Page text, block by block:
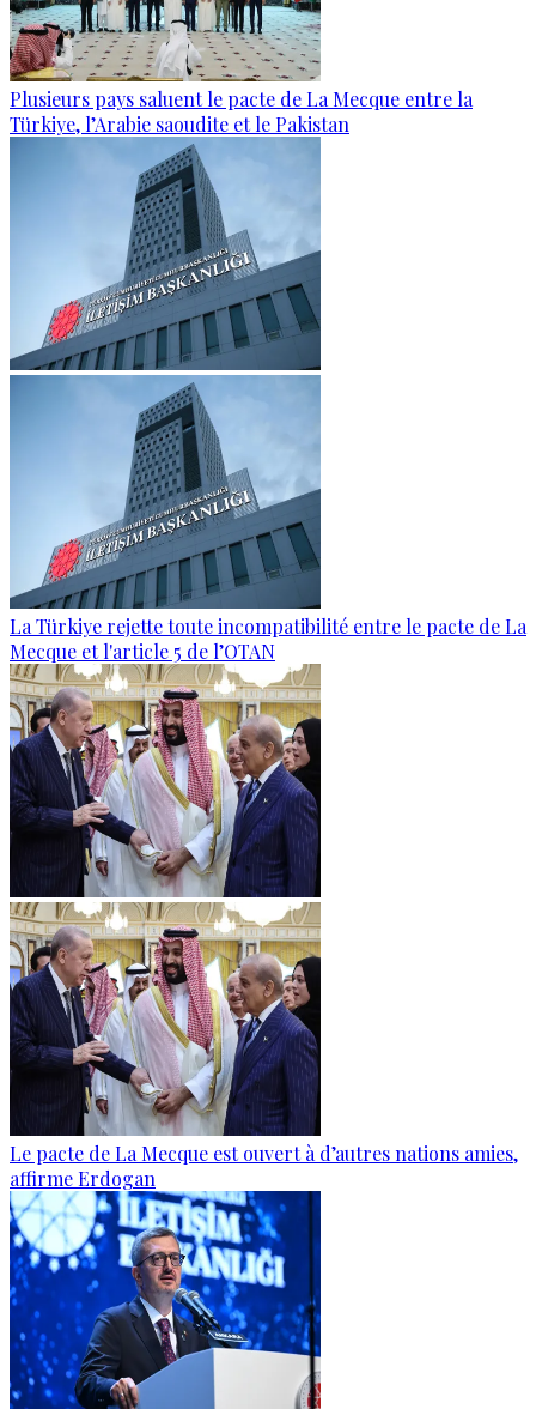
Plusieurs pays saluent le pacte de La Mecque entre la
Türkiye, l’Arabie saoudite et le Pakistan
La Türkiye rejette toute incompatibilité entre le pacte de La
Mecque et l'article 5 de l’OTAN
Le pacte de La Mecque est ouvert à d’autres nations amies,
affirme Erdogan